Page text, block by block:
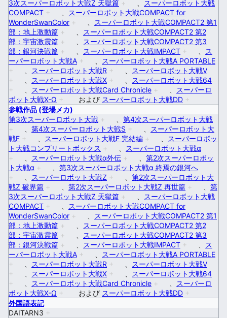
3次スーパーロボット大戦Z 天獄篇 +
スーパーロボット大戦
COMPACT +
スーパーロボット大戦COMPACT for
WonderSwanColor +
スーパーロボット大戦COMPACT2 第1
部：地上激動篇 +
スーパーロボット大戦COMPACT2 第2
部：宇宙激震篇 +
スーパーロボット大戦COMPACT2 第3
部：銀河決戦篇 + スーパーロボット大戦IMPACT +
ス
ーパーロボット大戦A +
スーパーロボット大戦A PORTABLE
+
スーパーロボット大戦R +
スーパーロボット大戦V
+
スーパーロボット大戦X +
スーパーロボット大戦64
+
スーパーロボット大戦Card Chronicle +
スーパーロ
ボット大戦X-Ω + および スーパーロボット大戦DD +
参戦作品 (登場メカ)
第3次スーパーロボット大戦 +
第4次スーパーロボット大戦
+
第4次スーパーロボット大戦S +
スーパーロボット大
戦F + スーパーロボット大戦F 完結編 +
スーパーロボッ
ト大戦コンプリートボックス +
スーパーロボット大戦α
+
スーパーロボット大戦α外伝 +
第2次スーパーロボッ
ト大戦α +
第3次スーパーロボット大戦α 終焉の銀河へ
+
スーパーロボット大戦Z +
第2次スーパーロボット大
戦Z 破界篇 + 第2次スーパーロボット大戦Z 再世篇 +
第
3次スーパーロボット大戦Z 天獄篇 +
スーパーロボット大戦
COMPACT +
スーパーロボット大戦COMPACT for
WonderSwanColor +
スーパーロボット大戦COMPACT2 第1
部：地上激動篇 +
スーパーロボット大戦COMPACT2 第2
部：宇宙激震篇 +
スーパーロボット大戦COMPACT2 第3
部：銀河決戦篇 + スーパーロボット大戦IMPACT +
ス
ーパーロボット大戦A +
スーパーロボット大戦A PORTABLE
+
スーパーロボット大戦R +
スーパーロボット大戦V
+
スーパーロボット大戦X +
スーパーロボット大戦64
+
スーパーロボット大戦Card Chronicle +
スーパーロ
ボット大戦X-Ω + および スーパーロボット大戦DD +
外国語表記
DAITARN3 +